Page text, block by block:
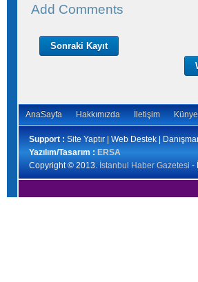
Add Comments
Sonraki Kayıt
AnaSayfa Hakkımızda İletişim Künye
Support : Site Yaptır | Web Destek |
Yazılım/Tasarım : ERSA
Copyright © 2013. İstanbul Haber Gazetesi -